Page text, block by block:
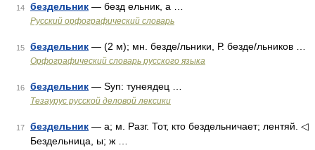
14 бездельник — безд ельник, а …
Русский орфографический словарь
15 бездельник — (2 м); мн. безде/льники, Р. безде/льников …
Орфографический словарь русского языка
16 бездельник — Syn: тунеядец …
Тезаурус русской деловой лексики
17 бездельник — а; м. Разг. Тот, кто бездельничает; лентяй. ◁
Бездельница, ы; ж …